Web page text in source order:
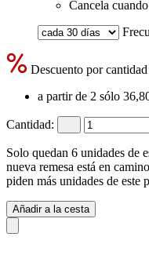
Cancela
Descuento por
a partir de 2 sólo
Cantidad:
Solo quedan 6 unidades de
nueva remesa está en
piden más unidades de este
Añadir a la cesta